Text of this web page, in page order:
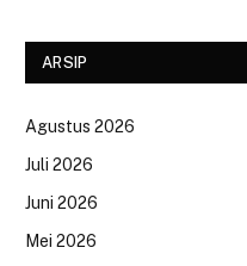
ARSIP
Agustus 2026
Juli 2026
Juni 2026
Mei 2026